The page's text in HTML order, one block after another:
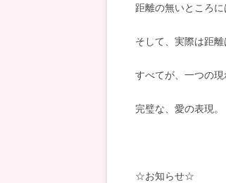
距離の無いところに
そして、実際は距離
すべてが、一つの現
完璧な、愛の表現。
☆お知らせ☆